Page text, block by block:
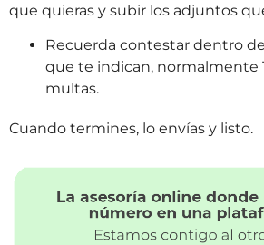
que quieras y subir los adjuntos
Recuerda contestar dentro
que te indican, normalmente
multas.
Cuando termines, lo envías y listo.